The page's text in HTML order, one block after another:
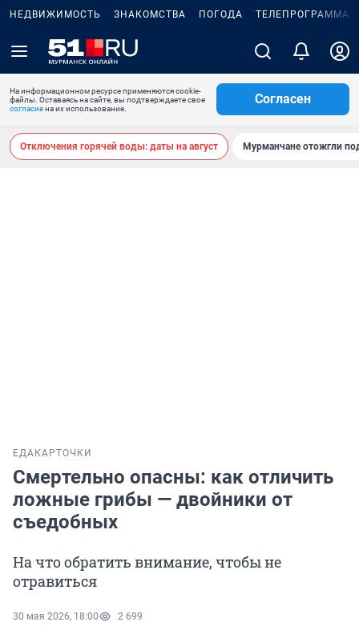
НЕДВИЖИМОСТЬ ЗНАКОМСТВА ПОГОДА ТЕЛЕПРОГРАММА
На информационном ресурсе применяются cookie-
файлы. Оставаясь на сайте, вы подтверждаете свое
согласиена их использование.
Согласен
Отключения горячей воды: даты на август Мурманчане отожгли
ЕДА КАРТОЧКИ
Смертельно опасны: как отличить
ложные грибы — двойники от
съедобных
На что обратить внимание, чтобы не
отравиться
30 мая 2026, 18:00 2 699